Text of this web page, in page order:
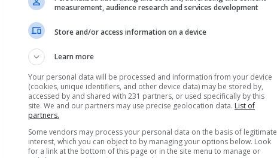
الشيخ ياسر الطربولي / باحث ومفكر إسلامي
المدة:58:05
بثت في04 آب 2026 15:30
measurement, audience research and services development
Store and/or access information on a device
Learn more
Your personal data will be processed and information from your device
(cookies, unique identifiers, and other device data) may be stored by,
accessed by and shared with 231 partners, or used specifically by this
site. We and our partners may use precise geolocation data. List of
partners.
Some vendors may process your personal data on the basis of legitimate
interest, which you can object to by managing your options below. Look
for a link at the bottom of this page or in the site menu to manage or